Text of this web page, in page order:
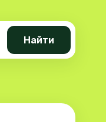
Найти